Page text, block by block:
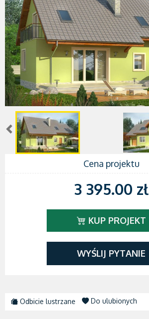
Cena projektu
3 395.00 zł
KUP PROJEKT
WYŚLIJ PYTANIE
Odbicie lustrzane Do ulubionych